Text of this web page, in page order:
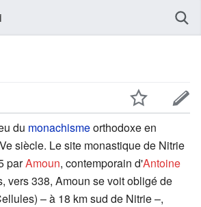
du monachismeorthodoxe en
siècle. Le site monastique de Nitrie
parAmoun, contemporain d'Antoine
vers 338, Amoun se voit obligé de
– à 18 km sud de Nitrie –,